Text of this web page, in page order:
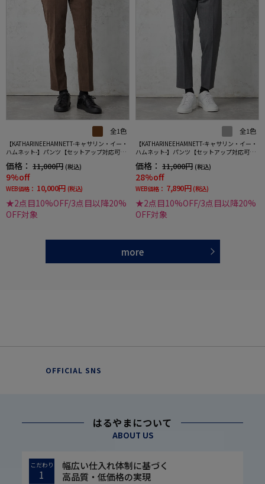
全1色
【KATHARINEEHAMNETT-キャサリン・イー・
ハムネット-】パンツ【セットアップ対応可】
キャサリンＥハムネット秋冬
価格： 11,000円 (税込)
9%off
WEB価格： 10,000円 (税込)
★2点目10%OFF/3点目以降20%
OFF対象
全1色
【KATHARINEEHAMNETT-キャサリン・イー・
ハムネット-】パンツ【セットアップ対応可】
キャサリンＥハムネット通年
価格： 11,000円 (税込)
28%off
WEB価格： 7,890円 (税込)
★2点目10%OFF/3点目以降20%
OFF対象
more
OFFICIAL SNS
はるやまについて
ABOUT US
こだわり
1
幅広い仕入れ体制に基づく
高品質・低価格の実現